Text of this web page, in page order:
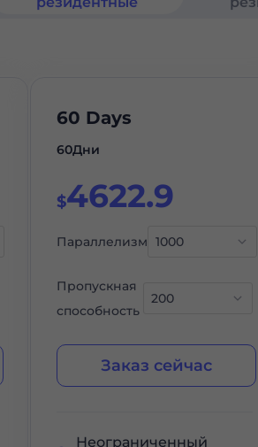
60 Days
60Дни
$4622.9
Параллелизм
Пропускная
способность
Заказ сейчас
Неограниченный